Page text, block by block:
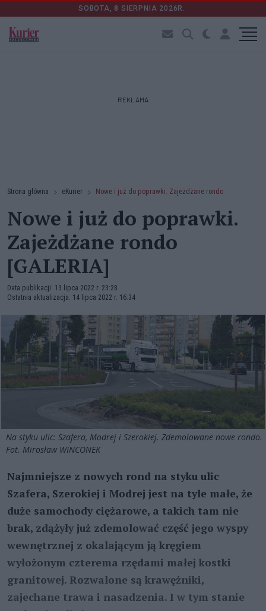
SOBOTA, 8 SIERPNIA 2026R.
REKLAMA
Strona główna eKurier Nowe i już do poprawki. Zajeżdżane rondo
Nowe i już do poprawki.
Zajeżdżane rondo
[GALERIA]
Data publikacji: 13 lipca 2022 r. 23:28
Ostatnia aktualizacja: 14 lipca 2022 r. 16:34
Na styku ulic: Szafera, Modrej i Szerokiej. Zdemolowane nowe rondo.
Fot. Mirosław WINCONEK
Najmniejsze z nowych rond na styku ulic
Szafera, Szerokiej i Modrej jest na tyle małe, że
duże samochody ciężarowe, a takich tam nie
brak, zdążyły już zdemolować część jego wyspy
wewnętrznej z okalającym ją kręgiem
wyłożonym czterema rzędami małej kostki
granitowej. Rozwalone są krawężniki,
zajechane trawa i nasadzenia. I w tym stanie